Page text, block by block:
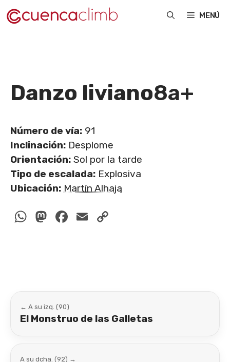
Saltar
al
MENÚ
Danzo liviano8a+
Número de vía: 91
Inclinación: Desplome
Orientación: Sol por la tarde
Tipo de escalada: Explosiva
Ubicación: Martín Alhaja
WhatsApp
Mastodon
Facebook
Email
← A su izq. (90)
El Monstruo de las Galletas
A su dcha. (92) →